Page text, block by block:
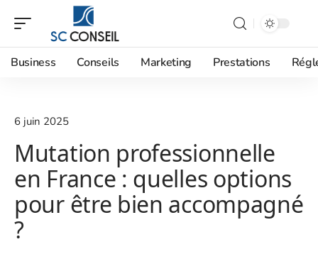
Business Conseils Marketing Prestations
6 juin 2025
Mutation professionnelle
en France : quelles options
pour être bien accompagné
?